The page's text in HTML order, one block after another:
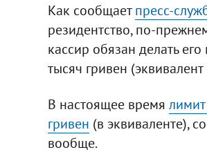
Как сообщаетпресс-
резидентство, по-
кассир обязан делать
тысяч гривен
В настоящее время
гривен (в эквиваленте),
вообще.